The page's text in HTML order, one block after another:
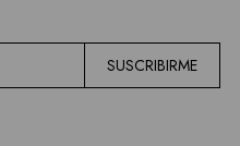
SUSCRIBIRME